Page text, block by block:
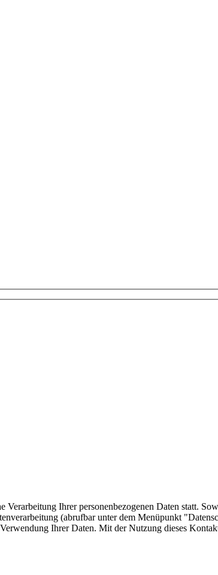
Verarbeitung Ihrer personenbezogenen Daten statt.
(abrufbar unter dem Menüpunkt
Ihrer Daten. Mit der Nutzung dieses